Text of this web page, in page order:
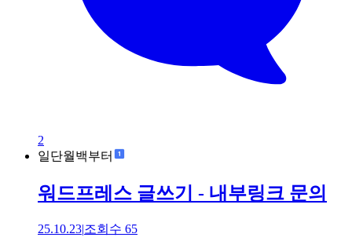
2
일단월백부터
워드프레스 글쓰기 - 내부링크 문의
25.10.23|조회수 65